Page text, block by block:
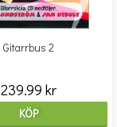
Gitarrbus 2
239.99 kr
KÖP